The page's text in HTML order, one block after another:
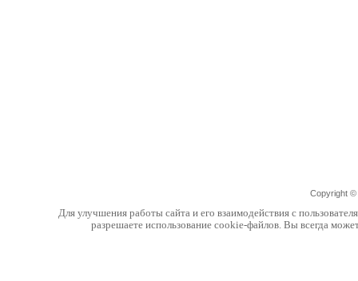
Copyright ©
Для улучшения работы сайта и его взаимодействия с
разрешаете использование cookie-файлов. Вы всегда